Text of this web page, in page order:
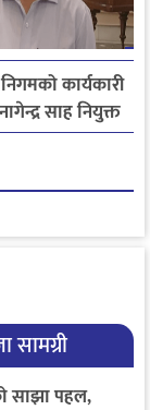
कार्यकारी
साह नियुक्त
सामग्री
साझा पहल,